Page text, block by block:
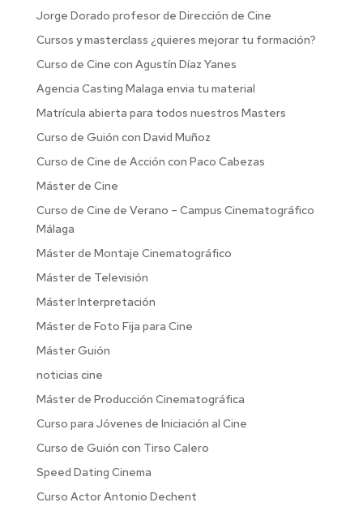
Jorge Dorado profesor de Dirección de Cine
Cursos y masterclass ¿quieres mejorar tu formación?
Curso de Cine con Agustín Díaz Yanes
Agencia Casting Malaga envia tu material
Matrícula abierta para todos nuestros Masters
Curso de Guión con David Muñoz
Curso de Cine de Acción con Paco Cabezas
Máster de Cine
Curso de Cine de Verano – Campus Cinematográfico
Málaga
Máster de Montaje Cinematográfico
Máster de Televisión
Máster Interpretación
Máster de Foto Fija para Cine
Máster Guión
noticias cine
Máster de Producción Cinematográfica
Curso para Jóvenes de Iniciación al Cine
Curso de Guión con Tirso Calero
Speed Dating Cinema
Curso Actor Antonio Dechent